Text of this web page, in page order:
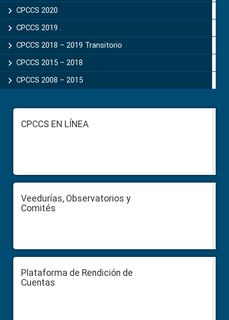
CPCCS 2020
CPCCS 2019 .
CPCCS 2018 – 2019 Transitorio
CPCCS 2015 – 2018
CPCCS 2008 – 2015
FooterCPCCS EN LÍNEA
Veedurías, Observatorios y
Comités
Plataforma de Rendición de
Cuentas